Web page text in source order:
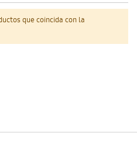
que coincida con la